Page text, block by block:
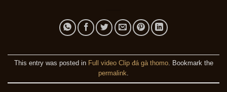
This entry was posted in Full video Clip đá gà thomo. Bookmark the
permalink.